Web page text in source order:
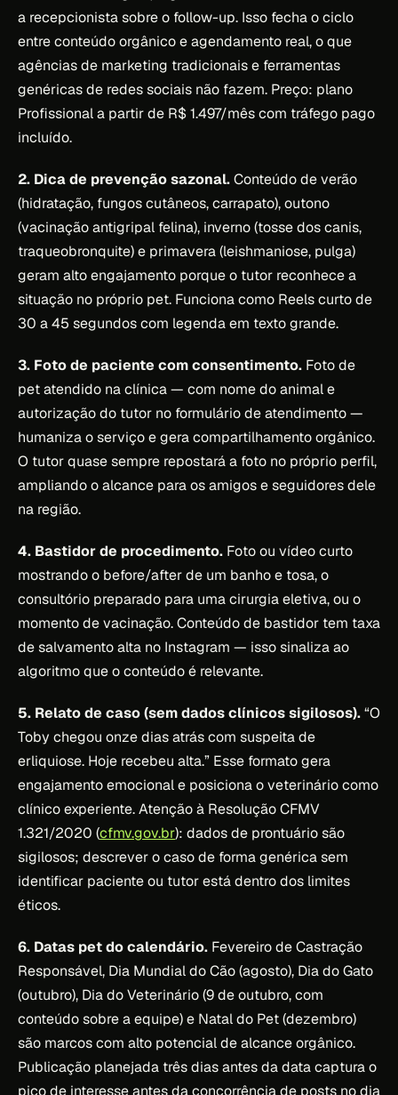
a recepcionista sobre o follow-up. Isso fecha o ciclo
entre conteúdo orgânico e agendamento real, o que
agências de marketing tradicionais e ferramentas
genéricas de redes sociais não fazem. Preço: plano
Profissional a partir de R$ 1.497/mês com tráfego pago
incluído.
2. Dica de prevenção sazonal.Conteúdo de verão
(hidratação, fungos cutâneos, carrapato), outono
(vacinação antigripal felina), inverno (tosse dos canis,
traqueobronquite) e primavera (leishmaniose, pulga)
geram alto engajamento porque o tutor reconhece a
situação no próprio pet. Funciona como Reels curto de
30 a 45 segundos com legenda em texto grande.
3. Foto de paciente com consentimento. Foto de
pet atendido na clínica — com nome do animal e
autorização do tutor no formulário de atendimento —
humaniza o serviço e gera compartilhamento orgânico.
O tutor quase sempre repostará a foto no próprio perfil,
ampliando o alcance para os amigos e seguidores dele
na região.
4. Bastidor de procedimento. Foto ou vídeo curto
mostrando o before/after de um banho e tosa, o
consultório preparado para uma cirurgia eletiva, ou o
momento de vacinação. Conteúdo de bastidor tem taxa
de salvamento alta no Instagram — isso sinaliza ao
algoritmo que o conteúdo é relevante.
5. Relato de caso (sem dados clínicos sigilosos).“O
Toby chegou onze dias atrás com suspeita de
erliquiose. Hoje recebeu alta.” Esse formato gera
engajamento emocional e posiciona o veterinário como
clínico experiente. Atenção à Resolução CFMV
1.321/2020 (cfmv.gov.br): dados de prontuário são
sigilosos; descrever o caso de forma genérica sem
identificar paciente ou tutor está dentro dos limites
éticos.
6. Datas pet do calendário. Fevereiro de Castração
Responsável, Dia Mundial do Cão (agosto), Dia do Gato
(outubro), Dia do Veterinário (9 de outubro, com
conteúdo sobre a equipe) e Natal do Pet (dezembro)
são marcos com alto potencial de alcance orgânico.
Publicação planejada três dias antes da data captura o
pico de interesse antes da concorrência de posts no dia